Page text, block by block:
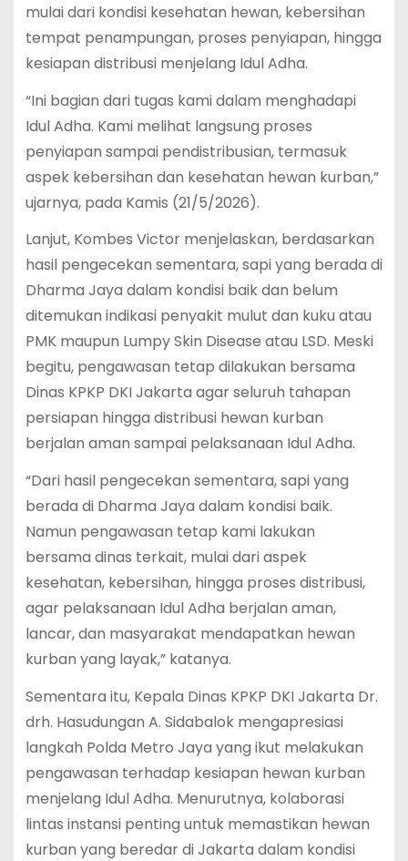
mulai dari kondisi kesehatan hewan, kebersihan
tempat penampungan, proses penyiapan, hingga
kesiapan distribusi menjelang Idul Adha.
“Ini bagian dari tugas kami dalam menghadapi
Idul Adha. Kami melihat langsung proses
penyiapan sampai pendistribusian, termasuk
aspek kebersihan dan kesehatan hewan kurban,”
ujarnya, pada Kamis (21/5/2026).
Lanjut, Kombes Victor menjelaskan, berdasarkan
hasil pengecekan sementara, sapi yang berada di
Dharma Jaya dalam kondisi baik dan belum
ditemukan indikasi penyakit mulut dan kuku atau
PMK maupun Lumpy Skin Disease atau LSD. Meski
begitu, pengawasan tetap dilakukan bersama
Dinas KPKP DKI Jakarta agar seluruh tahapan
persiapan hingga distribusi hewan kurban
berjalan aman sampai pelaksanaan Idul Adha.
“Dari hasil pengecekan sementara, sapi yang
berada di Dharma Jaya dalam kondisi baik.
Namun pengawasan tetap kami lakukan
bersama dinas terkait, mulai dari aspek
kesehatan, kebersihan, hingga proses distribusi,
agar pelaksanaan Idul Adha berjalan aman,
lancar, dan masyarakat mendapatkan hewan
kurban yang layak,” katanya.
Sementara itu, Kepala Dinas KPKP DKI Jakarta Dr.
drh. Hasudungan A. Sidabalok mengapresiasi
langkah Polda Metro Jaya yang ikut melakukan
pengawasan terhadap kesiapan hewan kurban
menjelang Idul Adha. Menurutnya, kolaborasi
lintas instansi penting untuk memastikan hewan
kurban yang beredar di Jakarta dalam kondisi